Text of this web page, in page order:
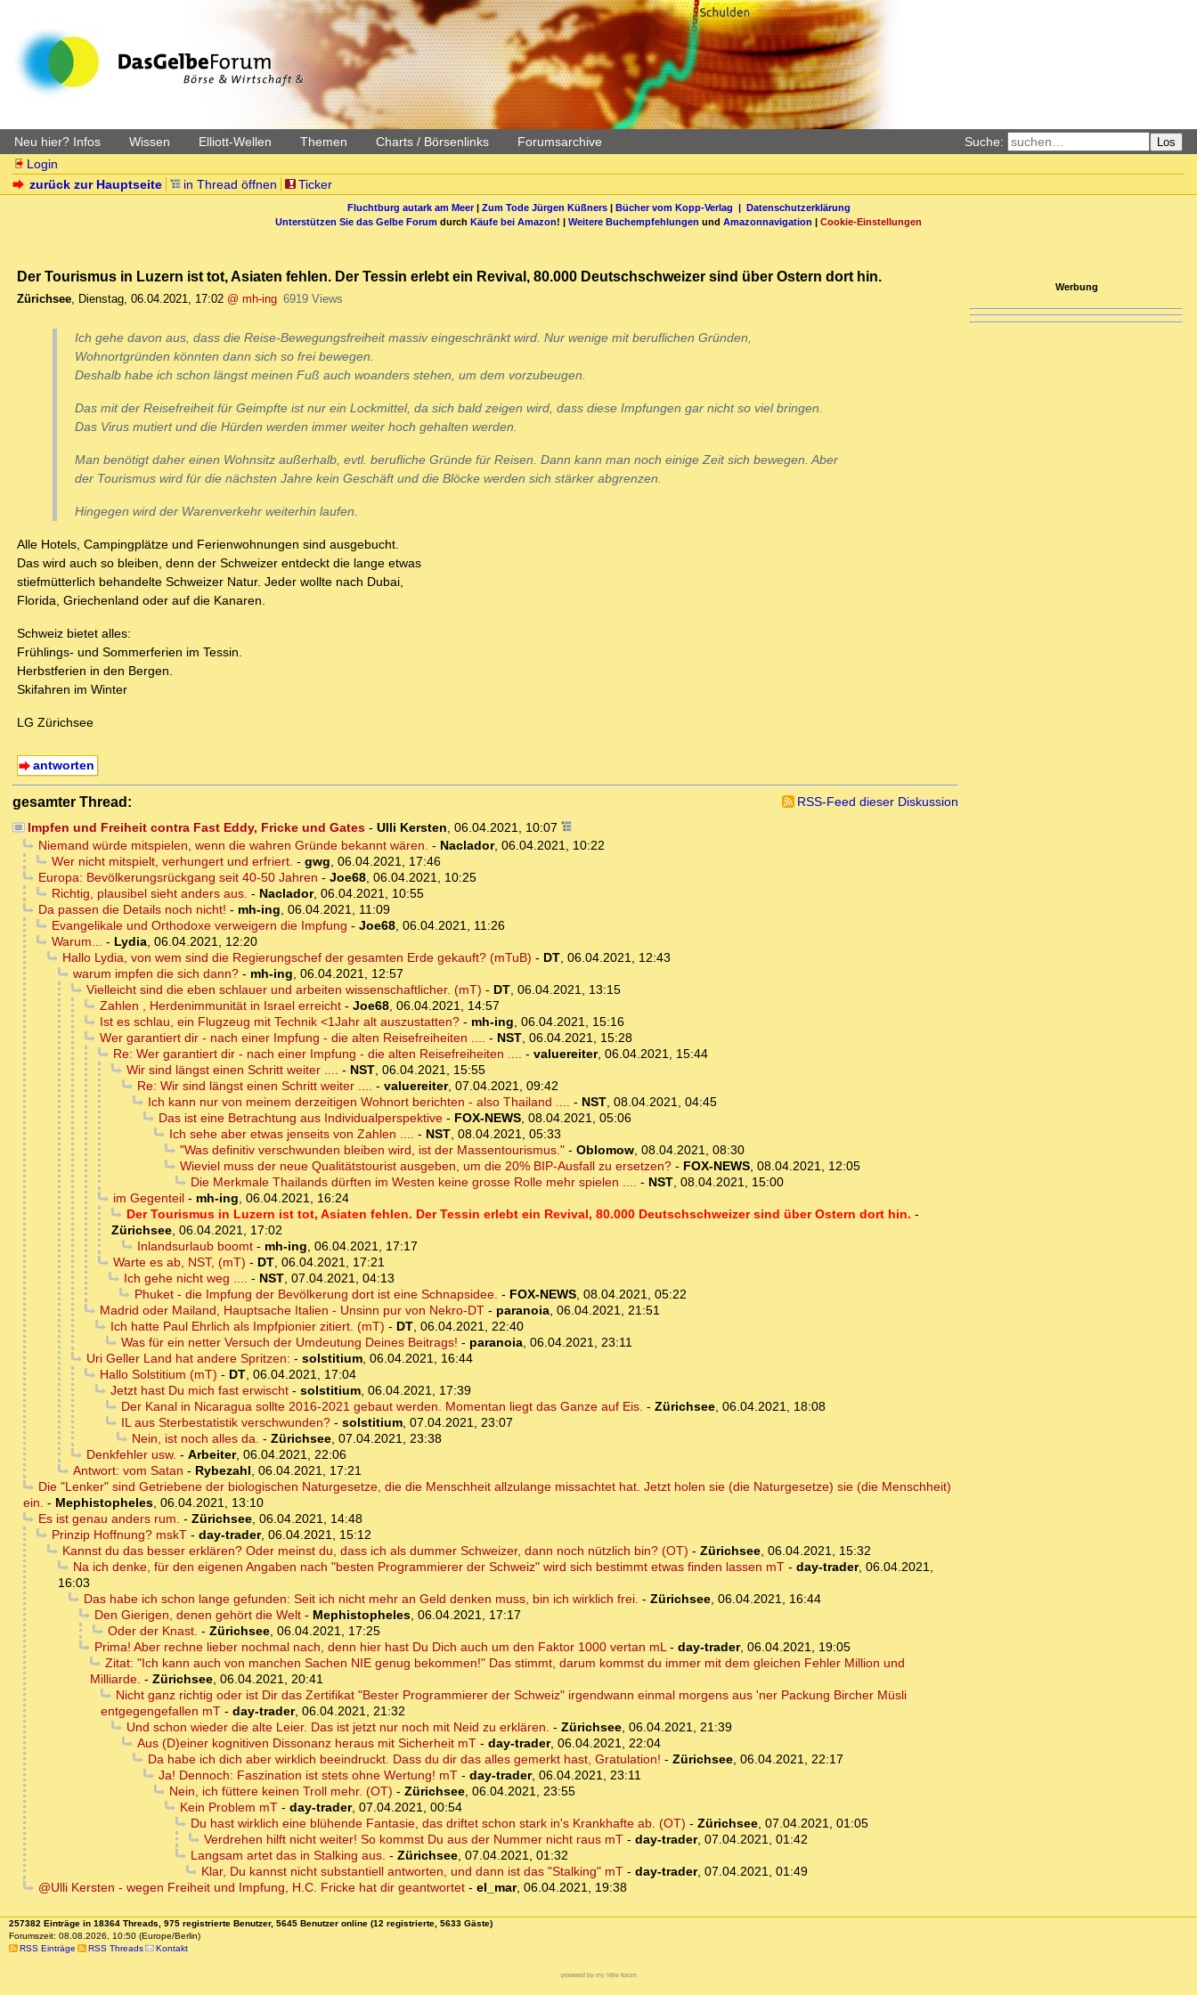
Neu hier? Infos Wissen Elliott-Wellen Themen Charts / Börsenlinks Forumsarchive Suche: Los
Login
zurück zur Hauptseite
in Thread öffnen Ticker
Fluchtburg autark am Meer| Zum Tode Jürgen Küßners| Bücher vom Kopp-Verlag | Datenschutzerklärung
Unterstützen Sie das Gelbe Forum durch Käufe bei Amazon! | Weitere Buchempfehlungen und Amazonnavigation | Cookie-Einstellungen
Der Tourismus in Luzern ist tot, Asiaten fehlen. Der Tessin erlebt ein Revival, 80.000 Deutschschweizer sind über Ostern dort hin.
Zürichsee, Dienstag, 06.04.2021, 17:02 @ mh-ing 6919 Views
Ich gehe davon aus, dass die Reise-Bewegungsfreiheit massiv eingeschränkt wird. Nur wenige mit beruflichen Gründen,
Wohnortgründen könnten dann sich so frei bewegen.
Deshalb habe ich schon längst meinen Fuß auch woanders stehen, um dem vorzubeugen.
Das mit der Reisefreiheit für Geimpfte ist nur ein Lockmittel, da sich bald zeigen wird, dass diese Impfungen gar nicht so viel bringen.
Das Virus mutiert und die Hürden werden immer weiter hoch gehalten werden.
Man benötigt daher einen Wohnsitz außerhalb, evtl. berufliche Gründe für Reisen. Dann kann man noch einige Zeit sich bewegen. Aber
der Tourismus wird für die nächsten Jahre kein Geschäft und die Blöcke werden sich stärker abgrenzen.
Hingegen wird der Warenverkehr weiterhin laufen.
Alle Hotels, Campingplätze und Ferienwohnungen sind ausgebucht.
Das wird auch so bleiben, denn der Schweizer entdeckt die lange etwas
stiefmütterlich behandelte Schweizer Natur. Jeder wollte nach Dubai,
Florida, Griechenland oder auf die Kanaren.
Schweiz bietet alles:
Frühlings- und Sommerferien im Tessin.
Herbstferien in den Bergen.
Skifahren im Winter
LG Zürichsee
antworten
gesamter Thread:
RSS-Feed dieser Diskussion
Impfen und Freiheit contra Fast Eddy, Fricke und Gates- Ulli Kersten, 06.04.2021, 10:07
Niemand würde mitspielen, wenn die wahren Gründe bekannt wären. - Naclador, 06.04.2021, 10:22
Wer nicht mitspielt, verhungert und erfriert. - gwg, 06.04.2021, 17:46
Europa: Bevölkerungsrückgang seit 40-50 Jahren - Joe68, 06.04.2021, 10:25
Richtig, plausibel sieht anders aus. - Naclador, 06.04.2021, 10:55
Da passen die Details noch nicht! - mh-ing, 06.04.2021, 11:09
Evangelikale und Orthodoxe verweigern die Impfung - Joe68, 06.04.2021, 11:26
Warum... - Lydia, 06.04.2021, 12:20
Hallo Lydia, von wem sind die Regierungschef der gesamten Erde gekauft? (mTuB) - DT, 06.04.2021, 12:43
warum impfen die sich dann?- mh-ing, 06.04.2021, 12:57
Vielleicht sind die eben schlauer und arbeiten wissenschaftlicher. (mT) - DT, 06.04.2021, 13:15
Zahlen , Herdenimmunität in Israel erreicht- Joe68, 06.04.2021, 14:57
Ist es schlau, ein Flugzeug mit Technik <1Jahr alt auszustatten?- mh-ing, 06.04.2021, 15:16
Wer garantiert dir - nach einer Impfung - die alten Reisefreiheiten .... - NST, 06.04.2021, 15:28
Re: Wer garantiert dir - nach einer Impfung - die alten Reisefreiheiten .... - valuereiter, 06.04.2021, 15:44
Wir sind längst einen Schritt weiter .... - NST, 06.04.2021, 15:55
Re: Wir sind längst einen Schritt weiter .... - valuereiter, 07.04.2021, 09:42
Ich kann nur von meinem derzeitigen Wohnort berichten - also Thailand .... - NST, 08.04.2021, 04:45
Das ist eine Betrachtung aus Individualperspektive- FOX-NEWS, 08.04.2021, 05:06
Ich sehe aber etwas jenseits von Zahlen .... - NST, 08.04.2021, 05:33
"Was definitiv verschwunden bleiben wird, ist der Massentourismus."- Oblomow, 08.04.2021, 08:30
Wieviel muss der neue Qualitätstourist ausgeben, um die 20% BIP-Ausfall zu ersetzen?- FOX-NEWS, 08.04.2021, 12:05
Die Merkmale Thailands dürften im Westen keine grosse Rolle mehr spielen .... - NST, 08.04.2021, 15:00
im Gegenteil- mh-ing, 06.04.2021, 16:24
Der Tourismus in Luzern ist tot, Asiaten fehlen. Der Tessin erlebt ein Revival, 80.000 Deutschschweizer sind über Ostern dort hin. -
Zürichsee, 06.04.2021, 17:02
Inlandsurlaub boomt- mh-ing, 06.04.2021, 17:17
Warte es ab, NST, (mT) - DT, 06.04.2021, 17:21
Ich gehe nicht weg .... - NST, 07.04.2021, 04:13
Phuket - die Impfung der Bevölkerung dort ist eine Schnapsidee. - FOX-NEWS, 08.04.2021, 05:22
Madrid oder Mailand, Hauptsache Italien - Unsinn pur von Nekro-DT- paranoia, 06.04.2021, 21:51
Ich hatte Paul Ehrlich als Impfpionier zitiert. (mT) - DT, 06.04.2021, 22:40
Was für ein netter Versuch der Umdeutung Deines Beitrags! - paranoia, 06.04.2021, 23:11
Uri Geller Land hat andere Spritzen: - solstitium, 06.04.2021, 16:44
Hallo Solstitium (mT) - DT, 06.04.2021, 17:04
Jetzt hast Du mich fast erwischt- solstitium, 06.04.2021, 17:39
Der Kanal in Nicaragua sollte 2016-2021 gebaut werden. Momentan liegt das Ganze auf Eis. - Zürichsee, 06.04.2021, 18:08
IL aus Sterbestatistik verschwunden?- solstitium, 07.04.2021, 23:07
Nein, ist noch alles da. - Zürichsee, 07.04.2021, 23:38
Denkfehler usw. - Arbeiter, 06.04.2021, 22:06
Antwort: vom Satan - Rybezahl, 06.04.2021, 17:21
Die "Lenker" sind Getriebene der biologischen Naturgesetze, die die Menschheit allzulange missachtet hat. Jetzt holen sie (die Naturgesetze) sie (die Menschheit)
ein. - Mephistopheles, 06.04.2021, 13:10
Es ist genau anders rum. - Zürichsee, 06.04.2021, 14:48
Prinzip Hoffnung? mskT- day-trader, 06.04.2021, 15:12
Kannst du das besser erklären? Oder meinst du, dass ich als dummer Schweizer, dann noch nützlich bin? (OT) - Zürichsee, 06.04.2021, 15:32
Na ich denke, für den eigenen Angaben nach "besten Programmierer der Schweiz" wird sich bestimmt etwas finden lassen mT- day-trader, 06.04.2021,
16:03
Das habe ich schon lange gefunden: Seit ich nicht mehr an Geld denken muss, bin ich wirklich frei. - Zürichsee, 06.04.2021, 16:44
Den Gierigen, denen gehört die Welt- Mephistopheles, 06.04.2021, 17:17
Oder der Knast. - Zürichsee, 06.04.2021, 17:25
Prima! Aber rechne lieber nochmal nach, denn hier hast Du Dich auch um den Faktor 1000 vertan mL- day-trader, 06.04.2021, 19:05
Zitat: "Ich kann auch von manchen Sachen NIE genug bekommen!" Das stimmt, darum kommst du immer mit dem gleichen Fehler Million und
Milliarde. - Zürichsee, 06.04.2021, 20:41
Nicht ganz richtig oder ist Dir das Zertifikat "Bester Programmierer der Schweiz" irgendwann einmal morgens aus 'ner Packung Bircher Müsli
entgegengefallen mT - day-trader, 06.04.2021, 21:32
Und schon wieder die alte Leier. Das ist jetzt nur noch mit Neid zu erklären. - Zürichsee, 06.04.2021, 21:39
Aus (D)einer kognitiven Dissonanz heraus mit Sicherheit mT- day-trader, 06.04.2021, 22:04
Da habe ich dich aber wirklich beeindruckt. Dass du dir das alles gemerkt hast, Gratulation! - Zürichsee, 06.04.2021, 22:17
Ja! Dennoch: Faszination ist stets ohne Wertung! mT- day-trader, 06.04.2021, 23:11
Nein, ich füttere keinen Troll mehr. (OT) - Zürichsee, 06.04.2021, 23:55
Kein Problem mT- day-trader, 07.04.2021, 00:54
Du hast wirklich eine blühende Fantasie, das driftet schon stark in's Krankhafte ab. (OT) - Zürichsee, 07.04.2021, 01:05
Verdrehen hilft nicht weiter! So kommst Du aus der Nummer nicht raus mT- day-trader, 07.04.2021, 01:42
Langsam artet das in Stalking aus. - Zürichsee, 07.04.2021, 01:32
Klar, Du kannst nicht substantiell antworten, und dann ist das "Stalking" mT- day-trader, 07.04.2021, 01:49
@Ulli Kersten - wegen Freiheit und Impfung, H.C. Fricke hat dir geantwortet- el_mar, 06.04.2021, 19:38
Werbung
257382 Einträge in 18364 Threads, 975 registrierte Benutzer, 5645 Benutzer online (12 registrierte, 5633 Gäste)
Forumszeit: 08.08.2026, 10:50 (Europe/Berlin)
RSS Einträge
RSS Threads Kontakt
powered by my little forum